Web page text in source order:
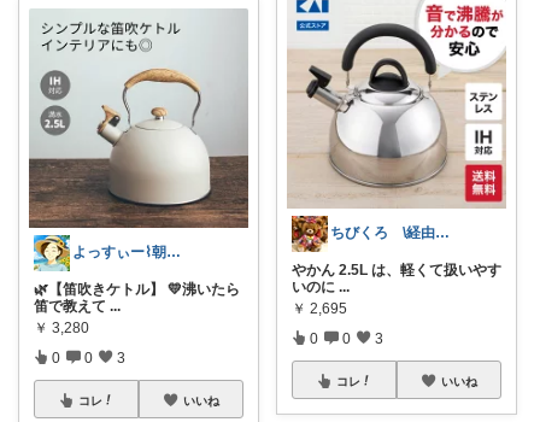
よっすぃー⌇朝コレ☀楽しい暮らし😇
🌿【笛吹きケトル】 💛沸いたら
笛で教えて ...
￥ 3,280
0 0 3
コレ いいね
ちびくろ \経由購入ありがとうござます/
やかん 2.5L は、軽くて扱いやす
いのに ...
￥ 2,695
0 0 3
コレ いいね